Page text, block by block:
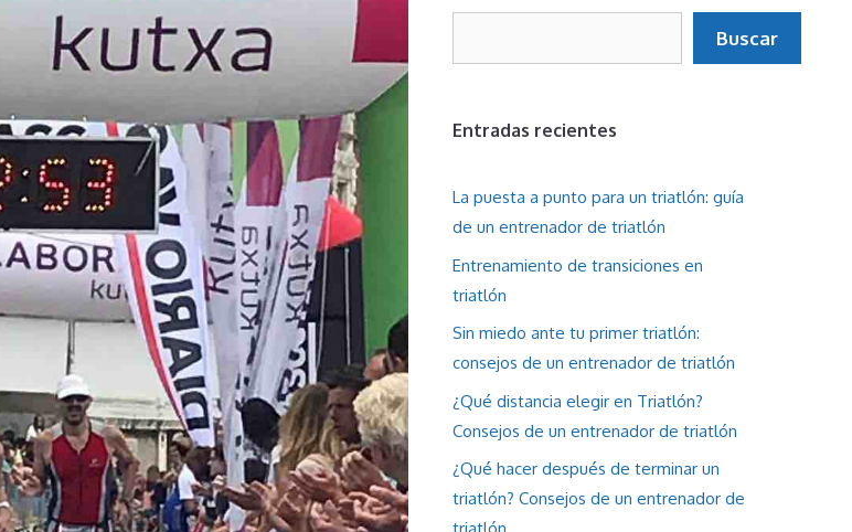
Buscar
Entradas recientes
La puesta a punto para un triatlón: guía
de un entrenador de triatlón
Entrenamiento de transiciones en
triatlón
Sin miedo ante tu primer triatlón:
consejos de un entrenador de triatlón
¿Qué distancia elegir en Triatlón?
Consejos de un entrenador de triatlón
¿Qué hacer después de terminar un
triatlón? Consejos de un entrenador de